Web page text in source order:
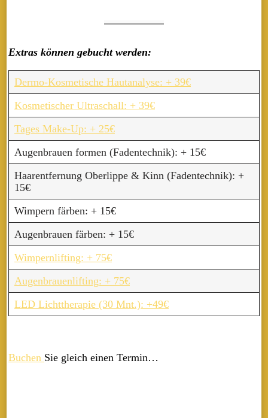
Extras können gebucht werden:
Dermo-Kosmetische Hautanalyse: + 39€
Kosmetischer Ultraschall: + 39€
Tages Make-Up: + 25€
Augenbrauen formen (Fadentechnik): + 15€
Haarentfernung Oberlippe & Kinn (Fadentechnik): +
15€
Wimpern färben: + 15€
Augenbrauen färben: + 15€
Wimpernlifting: + 75€
Augenbrauenlifting: + 75€
LED Lichttherapie (30 Mnt.): +49€
Buchen Sie gleich einen Termin…